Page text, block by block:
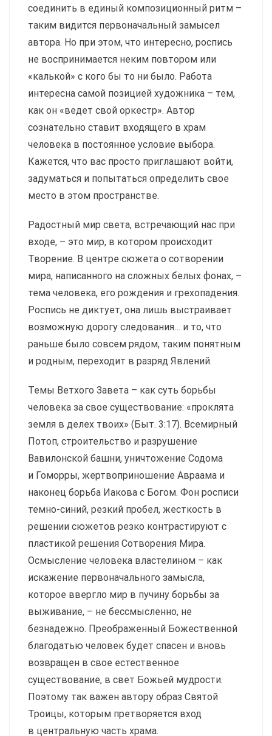
соединить в единый композиционный ритм –
таким видится первоначальный замысел
автора. Но при этом, что интересно, рос­пись
не воспринимается неким пов­тором или
«калькой» с кого бы то ни было. Работа
интересна самой позицией художника – тем,
как он «ведет свой оркестр». Автор
сознательно ставит входящего в храм
человека в постоянное условие выбора.
Кажется, что вас просто приглашают войти,
задуматься и попытаться определить свое
место в этом пространстве.
Радостный мир света, встречающий нас при
входе, – это мир, в котором происходит
Творение. В центре сюжета о сотворении
мира, написанного на сложных белых фонах, –
тема человека, его рож­дения и грехопадения.
Роспись не диктует, она лишь выстраивает
возможную дорогу следования… и то, что
раньше было совсем рядом, таким понятным
и родным, переходит в разряд Явлений.
Темы Ветхого Завета – как суть борьбы
человека за свое существование: «проклята
зем­ля в делех твоих» (Быт. 3:17). Всемирный
Потоп, строительство и разрушение
Вавилонской башни, уничтожение Содома
и Гоморры, жертвоприношение Авраама и
наконец борьба Иакова с Богом. Фон рос­писи
темно-синий, резкий пробел, жесткость в
решении сюжетов резко контрастируют с
плас­тикой решения Сотворения Мира.
Осмысление человека властелином – как
искажение первоначального замысла,
которое ввергло мир в пучину борьбы за
выживание, – не бессмысленно, не
безнадежно. Преображенный Божественной
благодатью человек будет спасен и вновь
возвращен в свое естественное
существование, в свет Божьей мудрос­ти.
Поэтому так важен автору образ Святой
Троицы, которым претворяется вход
в центральную часть храма.